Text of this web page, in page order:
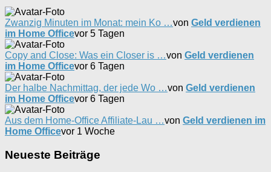
Zwanzig Minuten im Monat: mein Ko …von Geld verdienen
im Home Officevor 5 Tagen
Copy and Close: Was ein Closer is …von Geld verdienen
im Home Officevor 6 Tagen
Der halbe Nachmittag, der jede Wo …von Geld verdienen
im Home Officevor 6 Tagen
Aus dem Home-Office Affiliate-Lau …von Geld verdienen im
Home Officevor 1 Woche
Neueste Beiträge